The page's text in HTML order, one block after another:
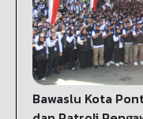
Bawaslu Kota